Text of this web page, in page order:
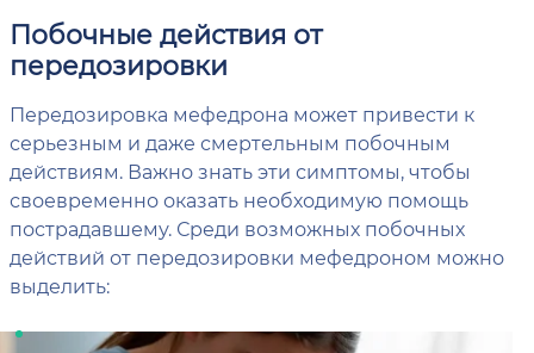
Побочные действия от
передозировки
Передозировка мефедрона может привести к
серьезным и даже смертельным побочным
действиям. Важно знать эти симптомы, чтобы
своевременно оказать необходимую помощь
пострадавшему. Среди возможных побочных
действий от передозировки мефедроном можно
выделить: